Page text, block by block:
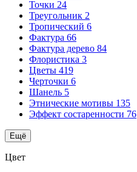
Точки 24
Треугольник 2
Тропический 6
Фактура 66
Фактура дерево 84
Флористика 3
Цветы 419
Черточки 6
Шанель 5
Этнические мотивы 135
Эффект состаренности 76
Ещё
Цвет